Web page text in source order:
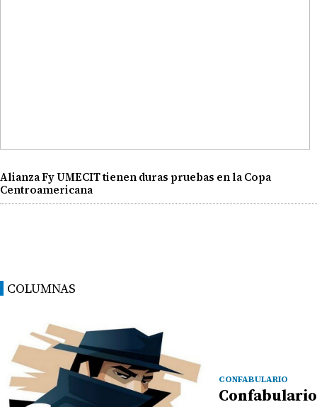
Alianza Fy UMECIT tienen duras pruebas en la Copa
Centroamericana
COLUMNAS
CONFABULARIO
Confabulario